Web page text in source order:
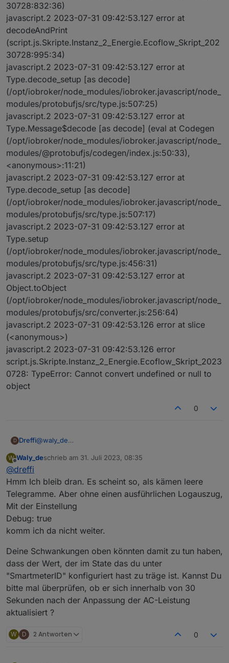
30728:832:36)
javascript.2 2023-07-31 09:42:53.127 error at
decodeAndPrint
(script.js.Skripte.Instanz_2_Energie.Ecoflow_Skript_202
30728:995:34)
javascript.2 2023-07-31 09:42:53.127 error at
Type.decode_setup [as decode]
(/opt/iobroker/node_modules/iobroker.javascript/node_
modules/protobufjs/src/type.js:507:25)
javascript.2 2023-07-31 09:42:53.127 error at
Type.Message$decode [as decode] (eval at Codegen
(/opt/iobroker/node_modules/iobroker.javascript/node_
modules/@protobufjs/codegen/index.js:50:33),
<anonymous>:11:21)
javascript.2 2023-07-31 09:42:53.127 error at
Type.decode_setup [as decode]
(/opt/iobroker/node_modules/iobroker.javascript/node_
modules/protobufjs/src/type.js:507:17)
javascript.2 2023-07-31 09:42:53.127 error at
Type.setup
(/opt/iobroker/node_modules/iobroker.javascript/node_
modules/protobufjs/src/type.js:456:31)
javascript.2 2023-07-31 09:42:53.127 error at
Object.toObject
(/opt/iobroker/node_modules/iobroker.javascript/node_
modules/protobufjs/src/converter.js:256:64)
javascript.2 2023-07-31 09:42:53.126 error at slice
(<anonymous>)
javascript.2 2023-07-31 09:42:53.126 error
script.js.Skripte.Instanz_2_Energie.Ecoflow_Skript_2023
0728: TypeError: Cannot convert undefined or null to
object
0
D Dreffi@waly_de
wieder makellos bis in die Nacht funktioniert, trotz der
Ergänzung:
Regelung begonnen. Es kommt allerdings nicht so viel
AC-Leistung raus wie sie sollte. Eingestellt ist Restbezug
von 10W. Mit den Verlusten etc. müssten ungefähr 16W
rauskommen, es bleibt aber bei einem Bezug von eher
80W. Sobald der Powerstream über das Script mehr bzw.
die richtige Leistung freigibt, wird diese gleich wieder
Home Assistant mit den jeweiligen Objekten in ioBroker
beobachtet. Diese laufen absolut synchron.
Das gleiche Verhalten habe ich gestern auch schon
W
Offline
Waly_deschrieb am 31. Juli 2023, 08:35
zuletzt editiert von
@dreffi
Hmm Ich bleib dran. Es scheint so, als kämen leere
Telegramme. Aber ohne einen ausführlichen Logauszug,
Mit der Einstellung
Debug: true
komm ich da nicht weiter.
Deine Schwankungen oben könnten damit zu tun haben,
dass der Wert, der im State das du unter
"SmartmeterID" konfiguriert hast zu träge ist. Kannst Du
bitte mal überprüfen, ob er sich innerhalb von 30
Sekunden nach der Anpassung der AC-Leistung
aktualisiert ?
W D 2 Antworten 0